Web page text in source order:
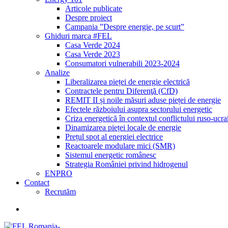
Articole publicate
Despre proiect
Campania ”Despre energie, pe scurt”
Ghiduri marca #FEL
Casa Verde 2024
Casa Verde 2023
Consumatori vulnerabili 2023-2024
Analize
Liberalizarea pieței de energie electrică
Contractele pentru Diferenţă (CfD)
REMIT II și noile măsuri aduse pieței de energie
Efectele războiului asupra sectorului energetic
Criza energetică în contextul conflictului ruso-
Dinamizarea pieței locale de energie
Prețul spot al energiei electrice
Reactoarele modulare mici (SMR)
Sistemul energetic românesc
Strategia României privind hidrogenul
ENPRO
Contact
Recrutăm